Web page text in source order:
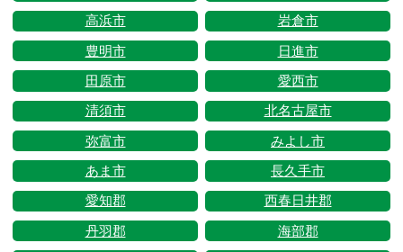
高浜市 岩倉市
豊明市 日進市
田原市 愛西市
清須市 北名古屋市
弥富市 みよし市
あま市 長久手市
愛知郡 西春日井郡
丹羽郡 海部郡